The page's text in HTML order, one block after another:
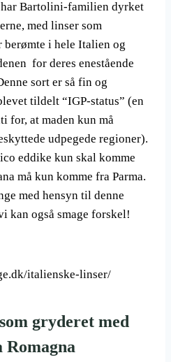
har Bartolini-familien dyrket
med linser som
berømte i hele Italien og
for deres enestående
sort er så fin og
tildelt “IGP-status” (en
for, at maden kun må
udpegede regioner).
eddike kun skal komme
må kun komme fra Parma.
med hensyn til denne
kan også smage forskel!
italienske-linser/
gryderet med